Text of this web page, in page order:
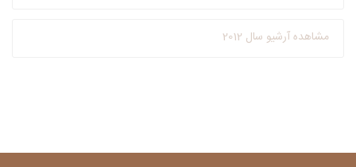
مشاهده آرشیو سال 2012